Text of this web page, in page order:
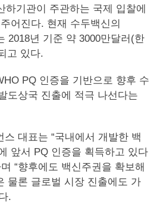
하기관이 주관하는 국제 입찰에
어진다. 현재 수두백신의
2018년 기준 약 3000만달러(한
고 있다.
PQ 인증을 기반으로 향후 수
도상국 진출에 적극 나선다는
대표는 “국내에서 개발한 백
앞서 PQ 인증을 획득하고 있다
“향후에도 백신주권을 확보해
물론 글로벌 시장 진출에도 가
.